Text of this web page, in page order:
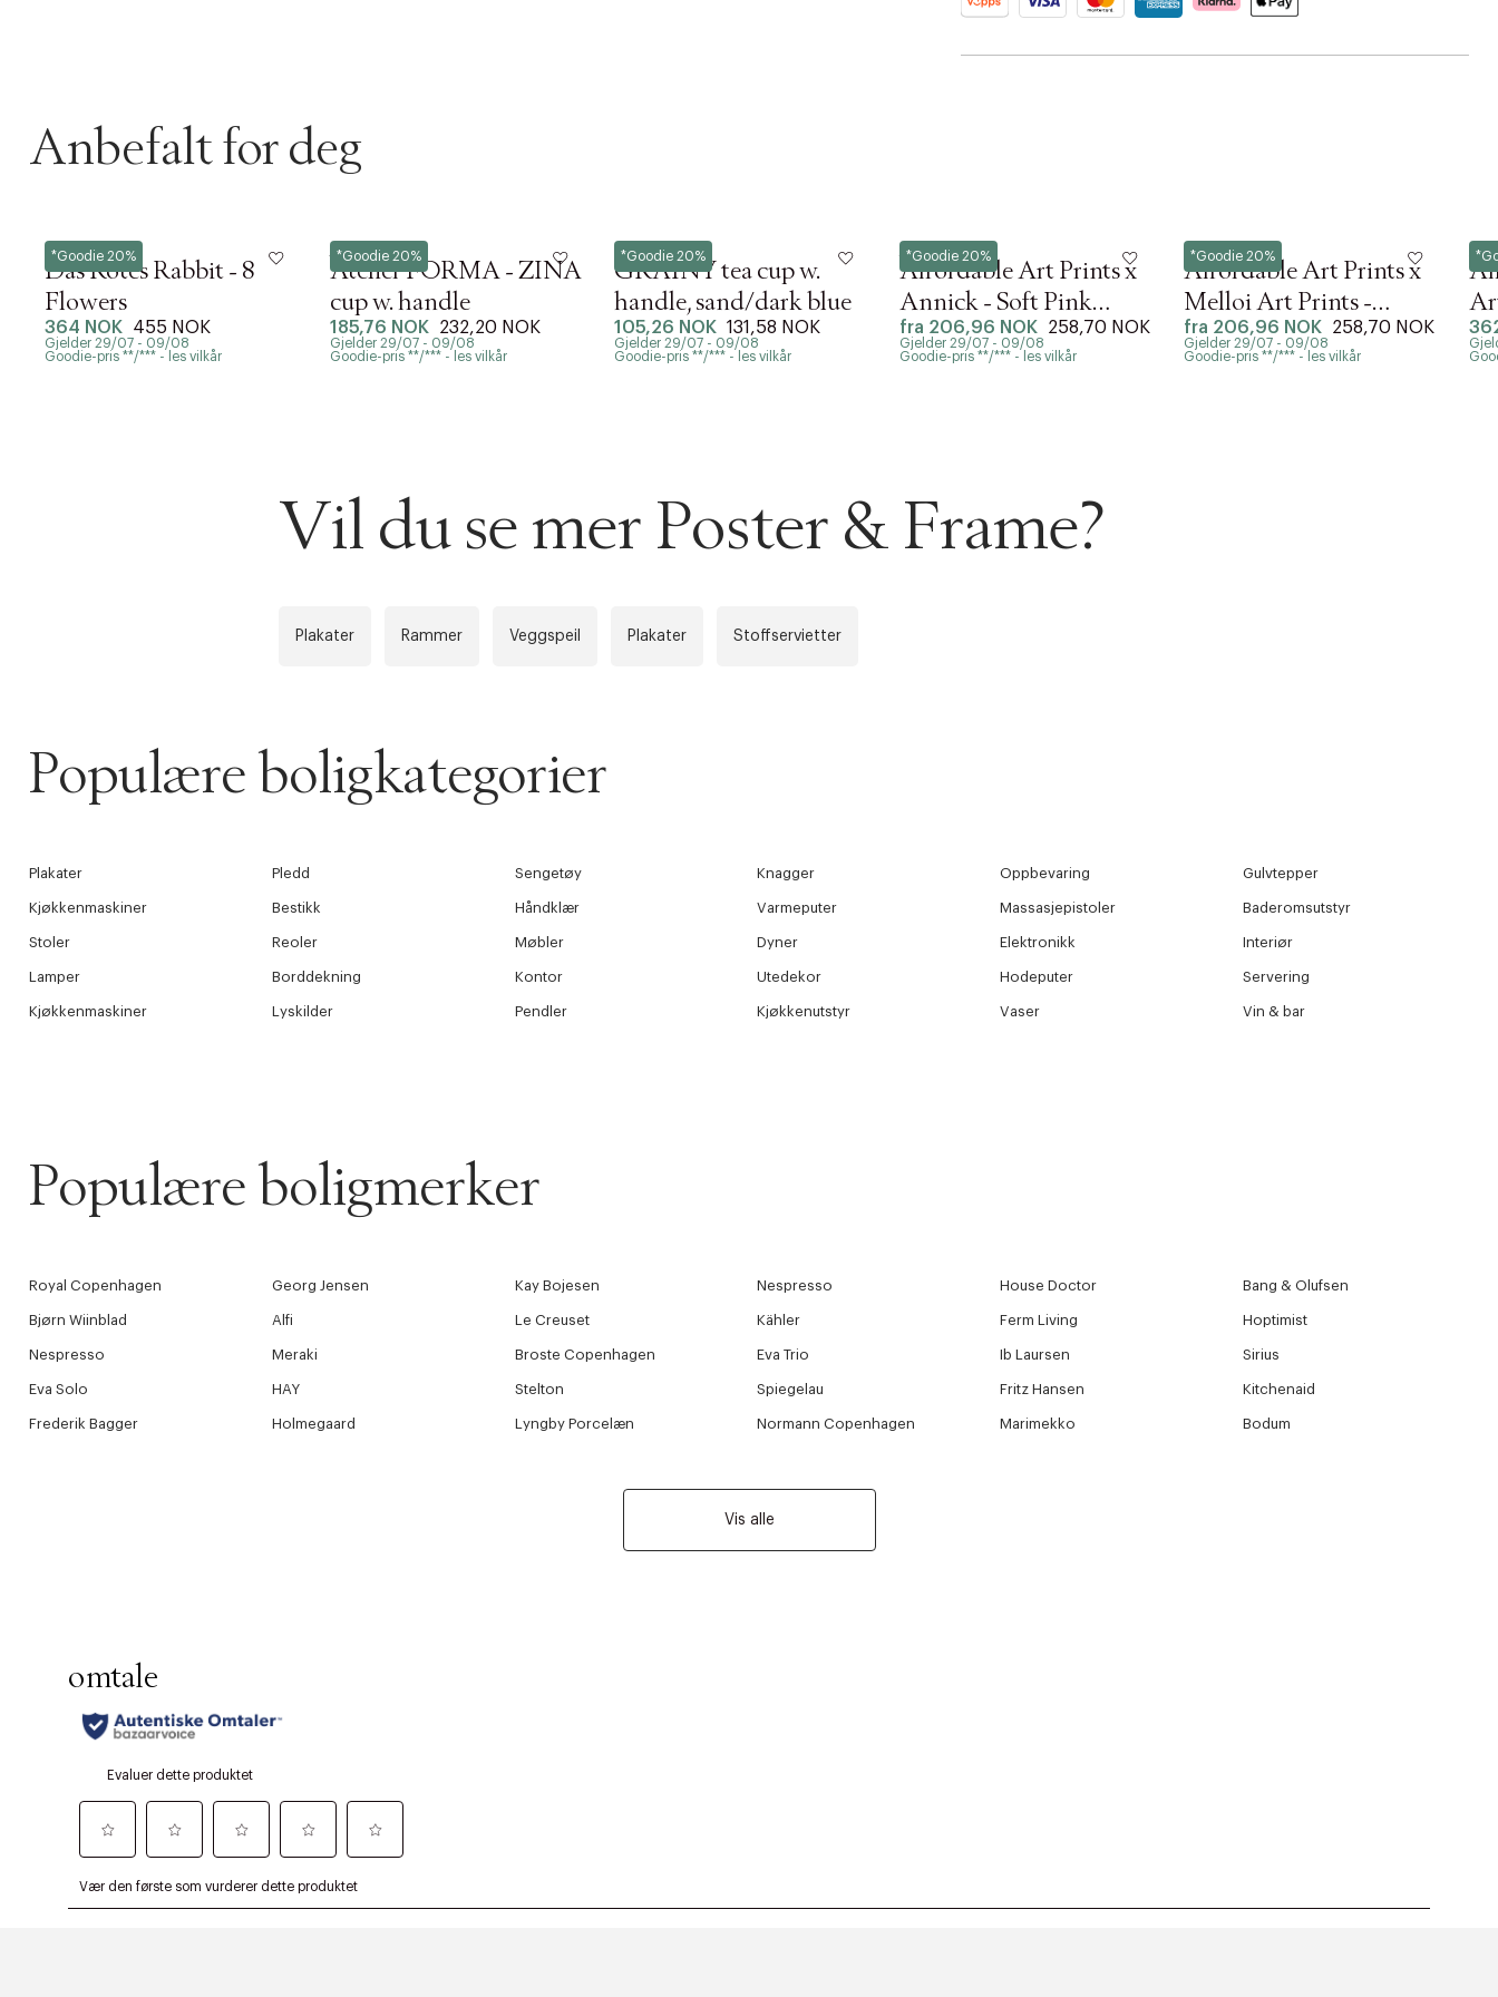
Anbefalt for deg
*Goodie 20%
Poster & Frame
Das Rotes Rabbit - 8
Flowers
364 NOK 455 NOK
Gjelder 29/07 - 09/08
Goodie-pris **/*** - les vilkår
*Goodie 20%
Nordal
Atelier FORMA - ZINA
cup w. handle
185,76 NOK 232,20 NOK
Gjelder 29/07 - 09/08
Goodie-pris **/*** - les vilkår
*Goodie 20%
Nordal
GRAINY tea cup w.
handle, sand/dark blue
105,26 NOK 131,58 NOK
Gjelder 29/07 - 09/08
Goodie-pris **/*** - les vilkår
*Goodie 20%
Poster & Frame
Affordable Art Prints x
Annick - Soft Pink
Flower
fra 206,96 NOK 258,70 NOK
Gjelder 29/07 - 09/08
Goodie-pris **/*** - les vilkår
*Goodie 20%
Poster & Frame
Affordable Art Prints x
Melloi Art Prints -
Beach Sunset Art
fra 206,96 NOK 258,70 NOK
Gjelder 29/07 - 09/08
Goodie-pris **/*** - les vilkår
Forrige Neste
Vil du se mer Poster & Frame?
Plakater Rammer Veggspeil Plakater Stoffservietter
Populære boligkategorier
Plakater Pledd Sengetøy Knagger Oppbevaring Gulvtepper
Kjøkkenmaskiner Bestikk Håndklær Varmeputer Massasjepistoler Baderomsutstyr
Stoler Reoler Møbler Dyner Elektronikk Interiør
Lamper Borddekning Kontor Utedekor Hodeputer Servering
Kjøkkenmaskiner Lyskilder Pendler Kjøkkenutstyr Vaser Vin & bar
Populære boligmerker
Royal Copenhagen Georg Jensen Kay Bojesen Nespresso House Doctor Bang & Olufsen
Bjørn Wiinblad Alfi Le Creuset Kähler Ferm Living Hoptimist
Nespresso Meraki Broste Copenhagen Eva Trio Ib Laursen Sirius
Eva Solo HAY Stelton Spiegelau Fritz Hansen Kitchenaid
Frederik Bagger Holmegaard Lyngby Porcelæn Normann Copenhagen Marimekko Bodum
Vis alle
Gratis frakt over 699 NOK for Goodie-medlemmer
Levering innen 2-5 virkedager.
TILFØY NYTT ØNSKE
LA OSS VISE VIDEOEN
Øv vi kan desværre ikke vise dig denne video. Tillad statistiske cookies for at kunne se
DESSVERRE KAN IKKE PRODUKTET BLI FUNNET